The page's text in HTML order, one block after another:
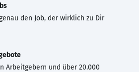
den Job, der wirklich zu Dir
Arbeitgebern und über 20.000